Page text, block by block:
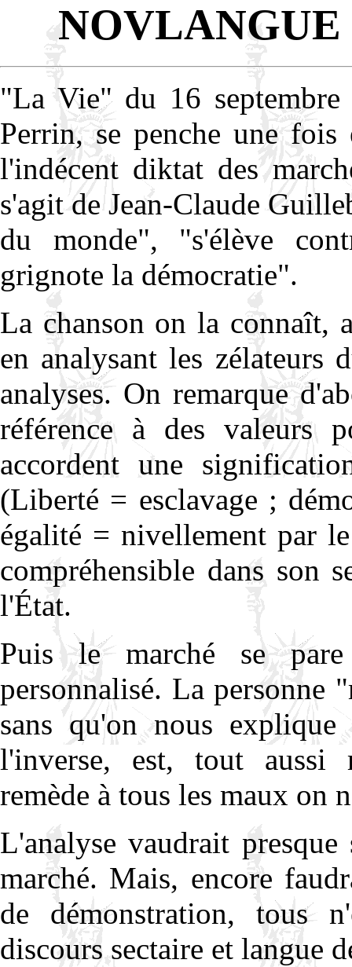
"La Vie" du 16
Perrin, se penche une
l'indécent diktat des
s'agit de Jean-Claude
du monde", "s'élève
grignote la démocratie".
La chanson on la connaît,
en analysant les zélateurs
analyses. On remarque
référence à des valeurs
accordent une
(Liberté = esclavage ;
égalité = nivellement par
compréhensible dans son
l'État.
Puis le marché se
personnalisé. La personne
sans qu'on nous
l'inverse, est, tout aussi
remède à tous les maux on
L'analyse vaudrait
marché. Mais, encore
de démonstration, tous
discours sectaire et langue